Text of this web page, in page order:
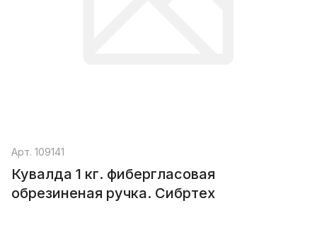
Арт. 109141
Кувалда 1 кг. фибергласовая
обрезиненая ручка. Сибртех